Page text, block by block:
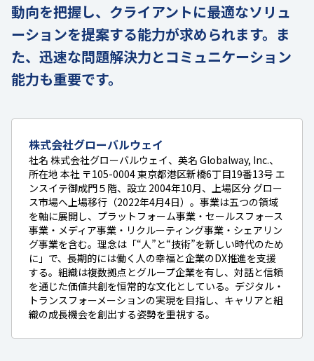
動向を把握し、クライアントに最適なソリュ
ーションを提案する能力が求められます。ま
た、迅速な問題解決力とコミュニケーション
能力も重要です。
株式会社グローバルウェイ
社名 株式会社グローバルウェイ、英名 Globalway, Inc.、
所在地 本社 〒105-0004 東京都港区新橋6丁目19番13号 エ
ンスイテ御成門５階、設立 2004年10月、上場区分 グロー
ス市場へ上場移行（2022年4月4日）。事業は五つの領域
を軸に展開し、プラットフォーム事業・セールスフォース
事業・メディア事業・リクルーティング事業・シェアリン
グ事業を含む。理念は「“人”と“技術”を新しい時代のため
に」で、長期的には働く人の幸福と企業のDX推進を支援
する。組織は複数拠点とグループ企業を有し、対話と信頼
を通じた価値共創を恒常的な文化としている。デジタル・
トランスフォーメーションの実現を目指し、キャリアと組
織の成長機会を創出する姿勢を重視する。